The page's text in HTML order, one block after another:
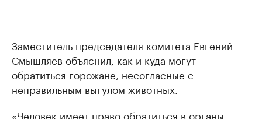
Заместитель председателя комитета Евгений
Смышляев объяснил, как и куда могут
обратиться горожане, несогласные с
неправильным выгулом животных.
«Человек имеет право обратиться в органы